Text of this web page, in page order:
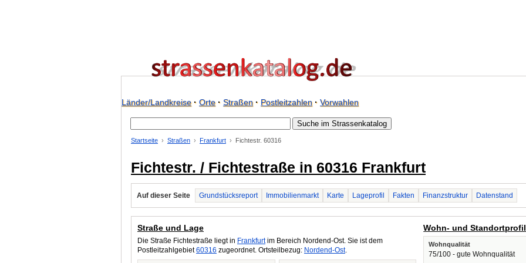
Länder/Landkreise· Orte· Straßen· Postleitzahlen· Vorwahlen
Startseite Straßen Frankfurt Fichtestr. 60316
Fichtestr. / Fichtestraße in 60316 Frankfurt
Auf dieser Seite Grundstücksreport Immobilienmarkt Karte Lageprofil Fakten Finanzstruktur Datenstand
Straße und Lage
Die Straße Fichtestraße liegt in Frankfurtim Bereich Nordend-Ost. Sie ist dem
Postleitzahlgebiet60316 zugeordnet. Ortsteilbezug: Nordend-Ost.
Wohn- und Standortprofil
Wohnqualität
75/100 - gute Wohnqualität